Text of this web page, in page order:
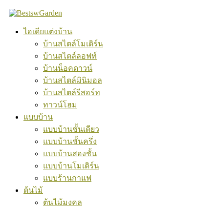
Skip
to
ไอเดียแต่งบ้าน
บ้านสไตล์โมเดิร์น
บ้านสไตล์ลอฟท์
บ้านน็อคดาวน์
บ้านสไตล์มินิมอล
บ้านสไตล์รีสอร์ท
ทาวน์โฮม
แบบบ้าน
แบบบ้านชั้นเดียว
แบบบ้านชั้นครึ่ง
แบบบ้านสองชั้น
แบบบ้านโมเดิร์น
แบบร้านกาแฟ
ต้นไม้
ต้นไม้มงคล